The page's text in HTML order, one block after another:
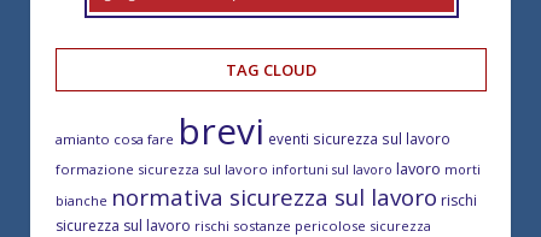
TAG CLOUD
amianto cosa fare brevi eventi sicurezza sul lavoro
formazione sicurezza sul lavoro infortuni sul lavoro lavoro morti
bianche normativa sicurezza sul lavoro rischi
sicurezza sul lavoro rischi sostanze pericolose sicurezza